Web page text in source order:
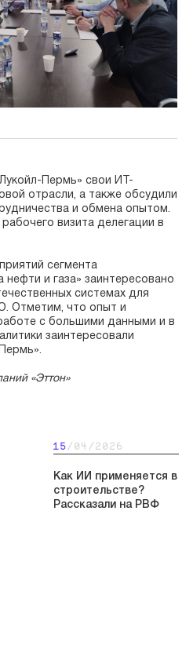
Пермь» свои ИТ-
отрасли, а также обсудили
и обмена опытом.
визита делегации в
сегмента
нефти и газа» заинтересовано
системах для
Отметим, что опыт и
с большими данными и в
заинтересовали
«Эттон»
15 /04/2026
Как ИИ применяется в
строительстве?
Рассказали на РВФ